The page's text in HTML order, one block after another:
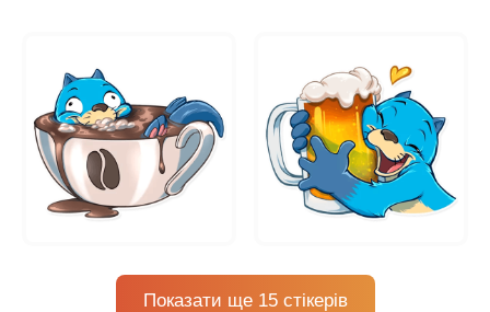
Показати ще 15 стікерів